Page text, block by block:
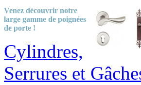
Venez découvrir notre
large gamme de poignées
de porte !
Cylindres,
Serrures et